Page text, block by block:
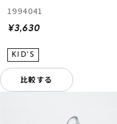
1994041
¥3,630
比較する